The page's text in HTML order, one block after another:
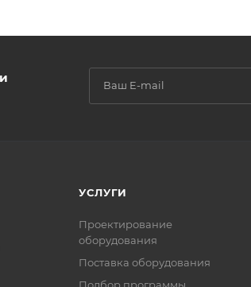
УСЛУГИ
Проектирование
оборудования
Поставка оборудования